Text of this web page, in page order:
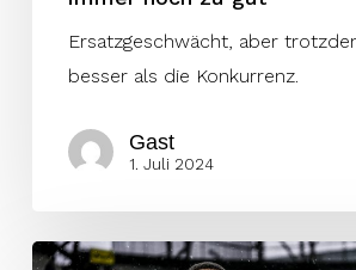
Ersatzgeschwächt, aber
besser als die Konkurrenz.
Gast
1. Juli 2024
Viele